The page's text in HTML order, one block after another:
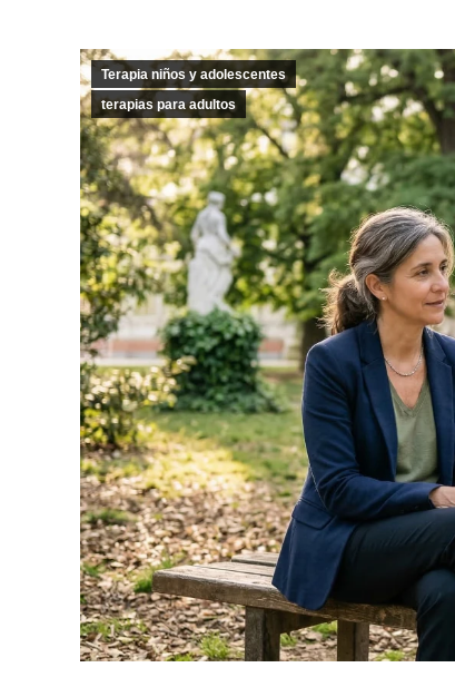
Terapia niños y adolescentes
terapias para adultos